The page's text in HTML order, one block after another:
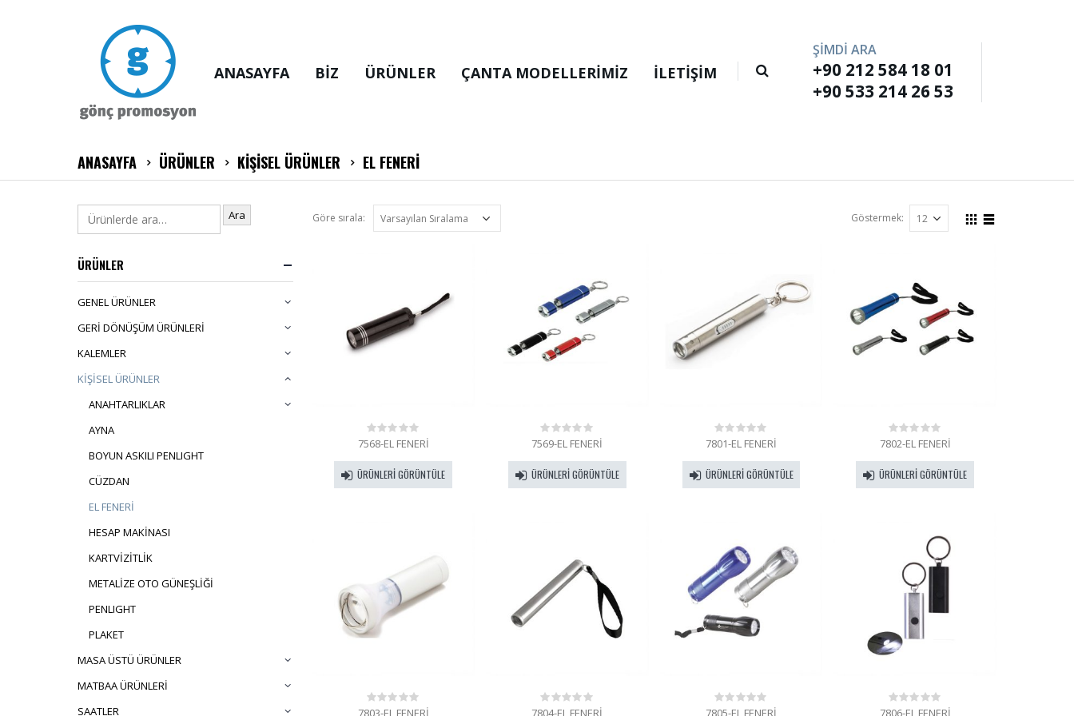
ANASAYFA BİZ ÜRÜNLER ÇANTA MODELLERIMIZ İLETİŞİM
ŞİMDİ ARA
+90 212 584 18 01
+90 533 214 26 53
ANASAYFA ÜRÜNLER KİŞİSEL ÜRÜNLER EL FENERİ
Göre sırala: Göstermek:
0
of
5
7568-EL FENERİ
ÜRÜNLERI GÖRÜNTÜLE
0
of
5
7569-EL FENERİ
ÜRÜNLERI GÖRÜNTÜLE
0
of
5
7801-EL FENERİ
ÜRÜNLERI GÖRÜNTÜLE
0
of
5
7802-EL FENERİ
ÜRÜNLERI GÖRÜNTÜLE
0
7803-EL FENERİ
0
7804-EL FENERİ
0
7805-EL FENERİ
0
7806-EL FENERİ
Ara
ÜRÜNLER
GENEL ÜRÜNLER
GERİ DÖNÜŞÜM ÜRÜNLERİ
KALEMLER
KİŞİSEL ÜRÜNLER
ANAHTARLIKLAR
AYNA
BOYUN ASKILI PENLIGHT
CÜZDAN
EL FENERİ
HESAP MAKİNASI
KARTVİZİTLİK
METALİZE OTO GÜNEŞLİĞİ
PENLIGHT
PLAKET
MASA ÜSTÜ ÜRÜNLER
MATBAA ÜRÜNLERİ
SAATLER